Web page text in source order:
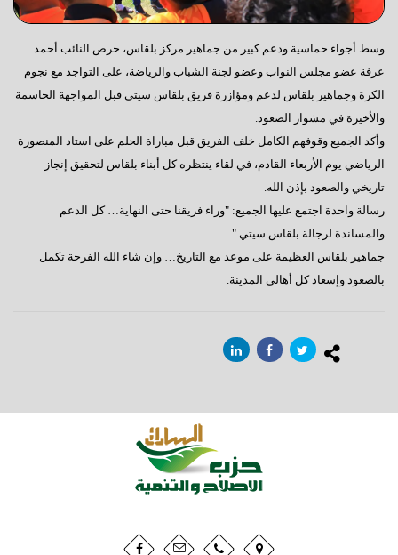
وسط أجواء حماسية ودعم كبير من جماهير مركز بلقاس، حرص النائب أحمد
عرفة عضو مجلس النواب وعضو لجنة الشباب والرياضة، على التواجد مع نجوم
الكرة وجماهير بلقاس لدعم ومؤازرة فريق بلقاس سيتي قبل المواجهة الحاسمة
والأخيرة في مشوار الصعود.
وأكد الجميع وقوفهم الكامل خلف الفريق قبل مباراة الحلم على استاد المنصورة
الرياضي يوم الأربعاء القادم، في لقاء ينتظره كل أبناء بلقاس لتحقيق إنجاز
تاريخي والصعود بإذن الله.
رسالة واحدة اجتمع عليها الجميع: "وراء فريقنا حتى النهاية… كل الدعم
والمساندة لرجالة بلقاس سيتي."
جماهير بلقاس العظيمة على موعد مع التاريخ… وإن شاء الله الفرحة تكمل
بالصعود وإسعاد كل أهالي المدينة.